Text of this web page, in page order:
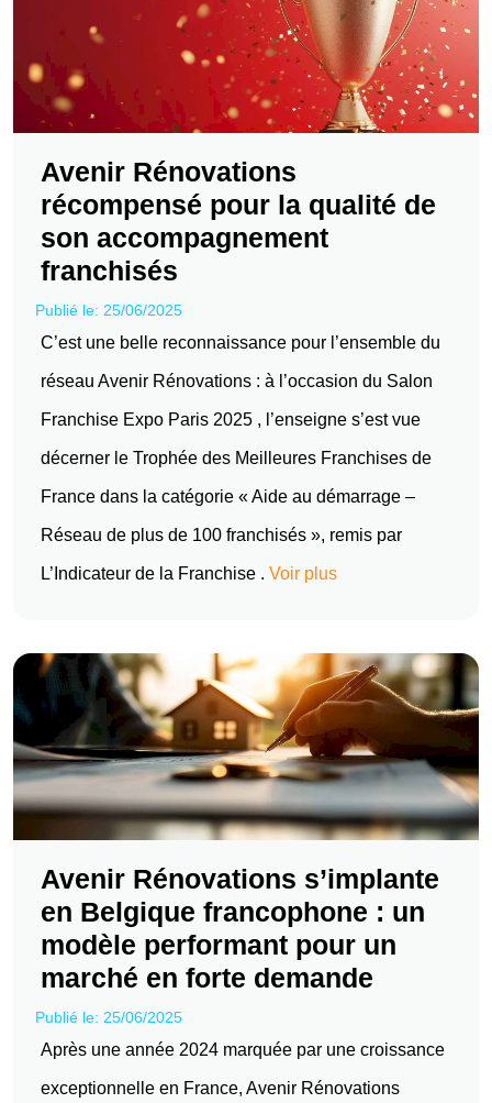
Avenir Rénovations
récompensé pour la qualité de
son accompagnement
franchisés
Publié le: 25/06/2025
C’est une belle reconnaissance pour l’ensemble du
réseau Avenir Rénovations : à l’occasion du Salon
Franchise Expo Paris 2025 , l’enseigne s’est vue
décerner le Trophée des Meilleures Franchises de
France dans la catégorie « Aide au démarrage –
Réseau de plus de 100 franchisés », remis par
L’Indicateur de la Franchise . Voir plus
Avenir Rénovations s’implante
en Belgique francophone : un
modèle performant pour un
marché en forte demande
Publié le: 25/06/2025
Après une année 2024 marquée par une croissance
exceptionnelle en France, Avenir Rénovations